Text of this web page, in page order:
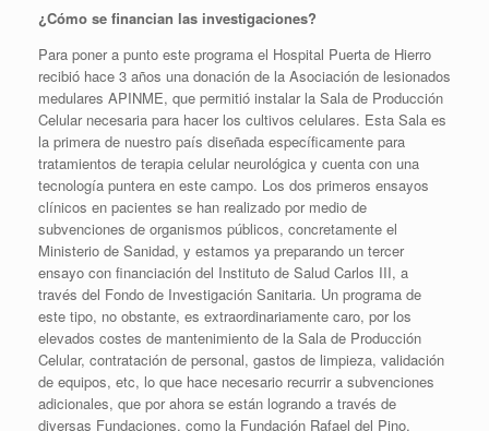
¿Cómo se financian las investigaciones?
Para poner a punto este programa el Hospital Puerta de Hierro
recibió hace 3 años una donación de la Asociación de lesionados
medulares APINME, que permitió instalar la Sala de Producción
Celular necesaria para hacer los cultivos celulares. Esta Sala es
la primera de nuestro país diseñada específicamente para
tratamientos de terapia celular neurológica y cuenta con una
tecnología puntera en este campo. Los dos primeros ensayos
clínicos en pacientes se han realizado por medio de
subvenciones de organismos públicos, concretamente el
Ministerio de Sanidad, y estamos ya preparando un tercer
ensayo con financiación del Instituto de Salud Carlos III, a
través del Fondo de Investigación Sanitaria. Un programa de
este tipo, no obstante, es extraordinariamente caro, por los
elevados costes de mantenimiento de la Sala de Producción
Celular, contratación de personal, gastos de limpieza, validación
de equipos, etc, lo que hace necesario recurrir a subvenciones
adicionales, que por ahora se están logrando a través de
diversas Fundaciones, como la Fundación Rafael del Pino,